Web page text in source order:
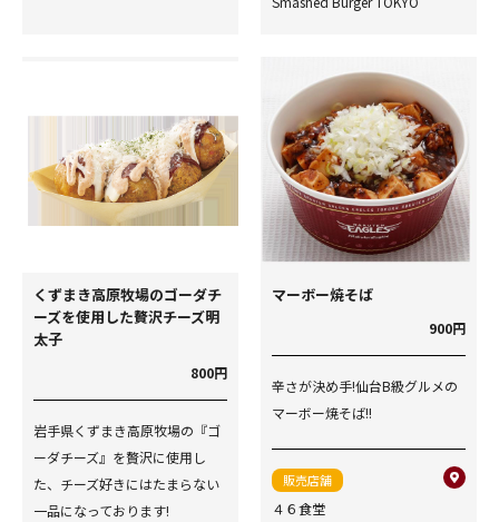
くずまき高原牧場のゴーダチ
ーズを使用した贅沢チーズ明
太子
800円
岩手県くずまき高原牧場の『ゴ
ーダチーズ』を贅沢に使用し
た、チーズ好きにはたまらない
一品になっております!
マーボー焼そば
900円
辛さが決め手!仙台B級グルメの
マーボー焼そば!!
販売店舗
４６食堂